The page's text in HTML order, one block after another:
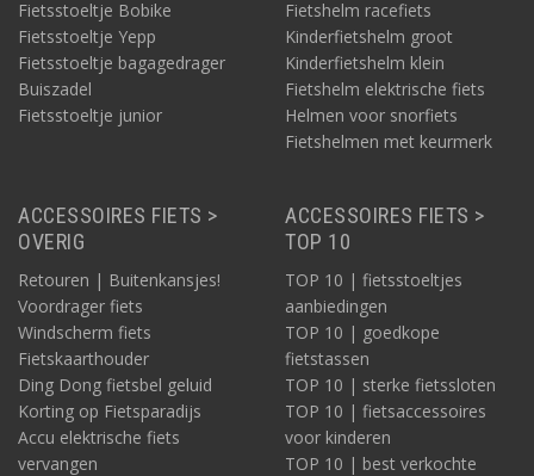
Fietsstoeltje Bobike
Fietsstoeltje Yepp
Fietsstoeltje bagagedrager
Buiszadel
Fietsstoeltje junior
Fietshelm racefiets
Kinderfietshelm groot
Kinderfietshelm klein
Fietshelm elektrische fiets
Helmen voor snorfiets
Fietshelmen met keurmerk
ACCESSOIRES FIETS >
OVERIG
Retouren | Buitenkansjes!
Voordrager fiets
Windscherm fiets
Fietskaarthouder
Ding Dong fietsbel geluid
Korting op Fietsparadijs
Accu elektrische fiets
vervangen
ACCESSOIRES FIETS >
TOP 10
TOP 10 | fietsstoeltjes
aanbiedingen
TOP 10 | goedkope
fietstassen
TOP 10 | sterke fietssloten
TOP 10 | fietsaccessoires
voor kinderen
TOP 10 | best verkochte